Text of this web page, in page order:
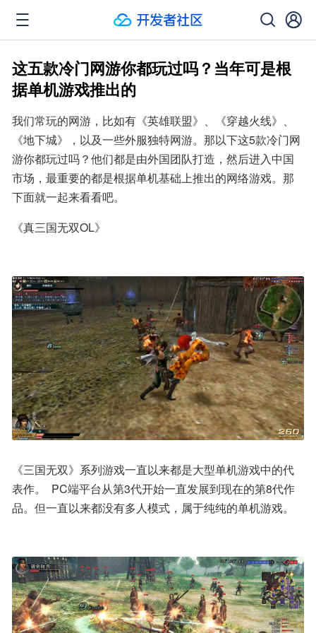
这五款冷门网游你都玩过吗？当年可是根
据单机游戏推出的
我们常玩的网游，比如有《英雄联盟》、《穿越火线》、
《地下城》，以及一些外服独特网游。那以下这5款冷门网
游你都玩过吗？他们都是由外国团队打造，然后进入中国
市场，最重要的都是根据单机基础上推出的网络游戏。那
下面就一起来看看吧。
《真三国无双OL》
《三国无双》系列游戏一直以来都是大型单机游戏中的代
表作。  PC端平台从第3代开始一直发展到现在的第8代作
品。但一直以来都没有多人模式，属于纯纯的单机游戏。